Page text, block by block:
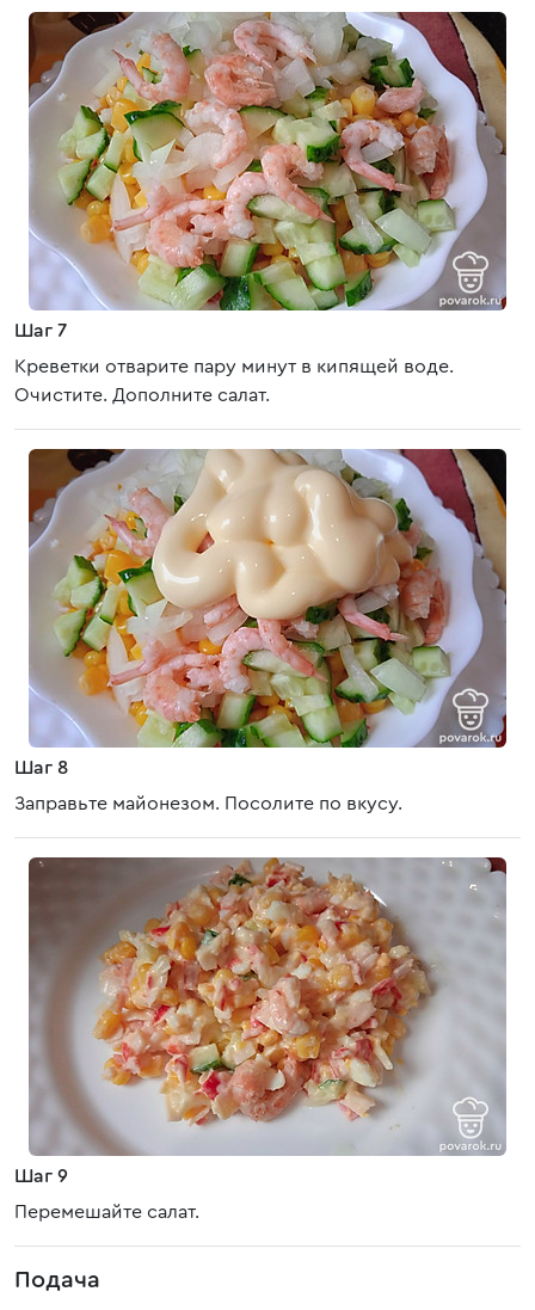
Шаг 7
Креветки отварите пару минут в кипящей воде.
Очистите. Дополните салат.
Шаг 8
Заправьте майонезом. Посолите по вкусу.
Шаг 9
Перемешайте салат.
Подача